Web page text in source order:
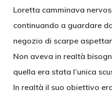
Loretta camminava
continuando a guardare
negozio di scarpe
Non aveva in realtà
quella era stata l’unica
In realtà il suo obiettivo